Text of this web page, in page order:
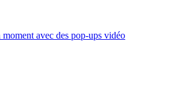
moment avec des pop-ups vidéo